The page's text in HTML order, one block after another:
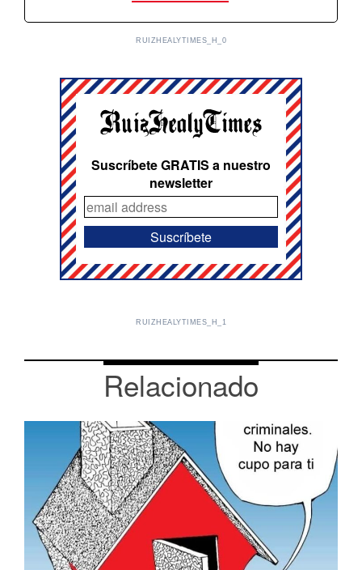
RUIZHEALYTIMES_H_0
Suscríbete GRATIS a nuestro
newsletter
RUIZHEALYTIMES_H_1
Relacionado